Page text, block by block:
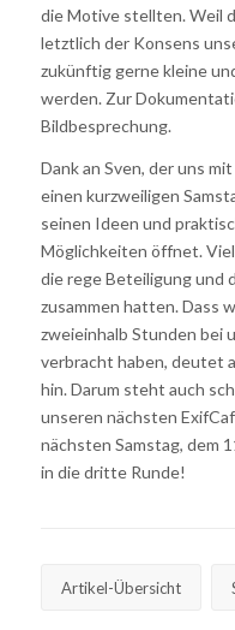
die Motive stellten. Weil
letztlich der Konsens
zukünftig gerne kleine
werden. Zur
Bildbesprechung.
Dank an Sven, der uns
einen kurzweiligen
seinen Ideen und
Möglichkeiten öffnet.
die rege Beteiligung und
zusammen hatten. Dass
zweieinhalb Stunden bei
verbracht haben, deutet
hin. Darum steht auch
unseren nächsten
nächsten Samstag, dem
in die dritte Runde!
Artikel-Übersicht